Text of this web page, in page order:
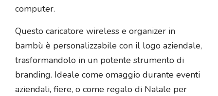
computer.
Questo caricatore wireless e organizer in
bambù è personalizzabile con il logo aziendale,
trasformandolo in un potente strumento di
branding. Ideale come omaggio durante eventi
aziendali, fiere, o come regalo di Natale per